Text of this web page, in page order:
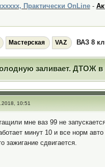
Практически OnLine-
Мастерская VAZ ВАЗ 8
заливает. ДТОЖ
10:51
мне ваз 99 не
минут 10 и все норм
зажигание сдвигается.